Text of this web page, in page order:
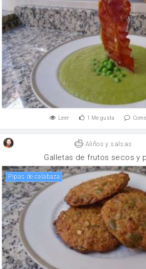
Leer 1 Me gusta
Aliños y salsas
Galletas de frutos secos y
Pipas de calabaza